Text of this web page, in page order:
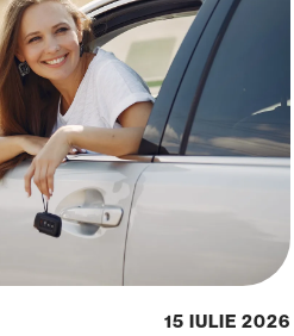
15 IULIE 2026